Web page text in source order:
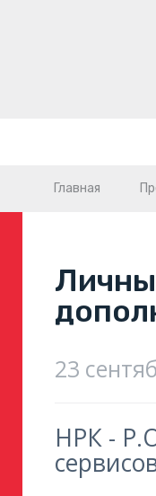
Главная
23
НРК -